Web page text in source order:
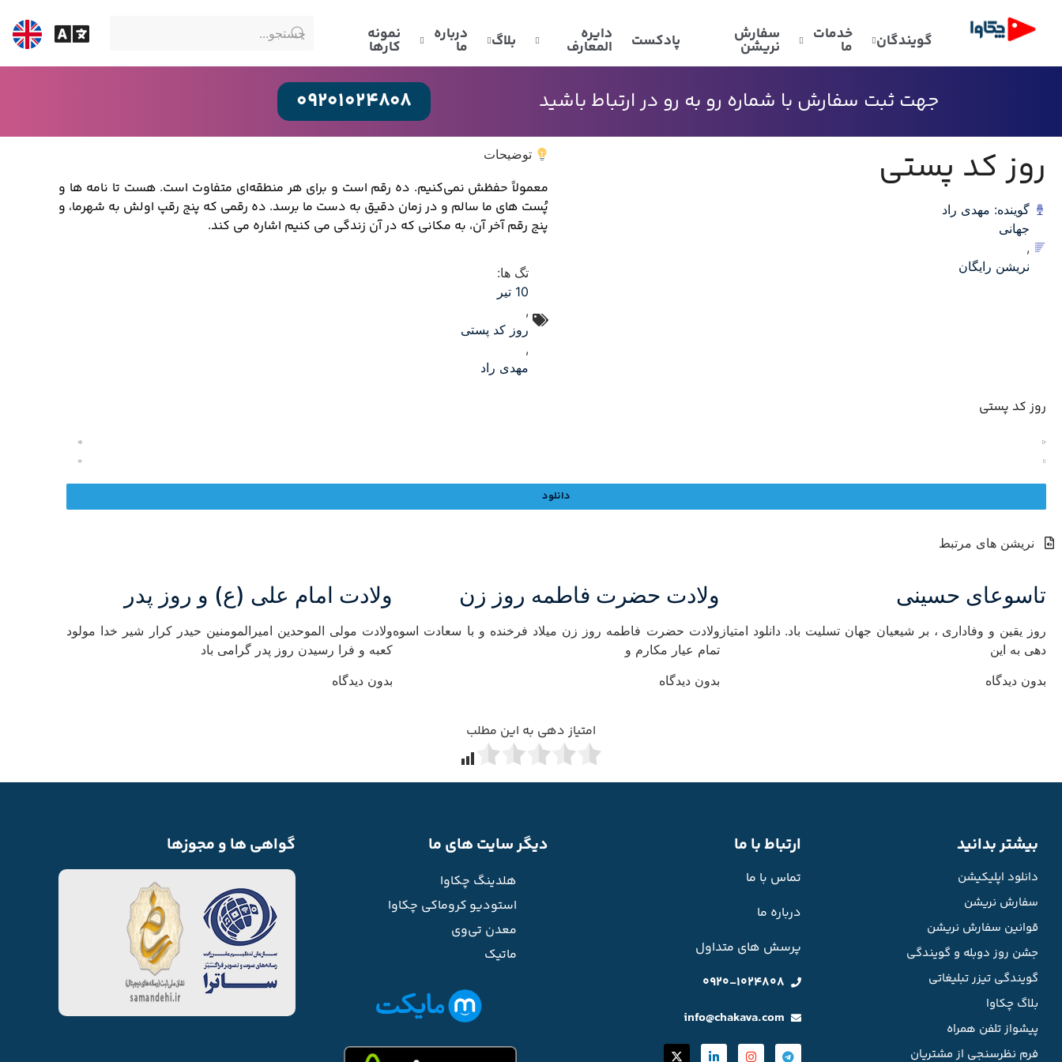
گویندگان خدمات
ما
سفارش
نریشن پادکست دایره
المعارف بلاگ درباره
ما
نمونه
کارها
جهت ثبت سفارش با شماره رو به رو در ارتباط باشید 09201024808
روز کد پستی
گوینده: مهدی راد
جهانی
,
نریشن رایگان
توضیحات
معمولاً حفظش نمی‌کنیم. ده رقم است و برای هر منطقه‌ای متفاوت است. هست تا نامه ها و
پُست های ما سالم و در زمان دقیق به دست ما برسد. ده رقمی که پنج رقپ اولش به شهرما، و
پنج رقم آخر آن، به مکانی که در آن زندگی می کنیم اشاره می کند.
تگ ها:
10 تیر
,
روز کد پستی
,
مهدی راد
روز کد پستی
دانلود
نریشن های مرتبط
تاسوعای حسینی
روز یقین و وفاداری ، بر شیعیان جهان تسلیت باد. دانلود امتیاز
دهی به این
بدون دیدگاه
ولادت حضرت فاطمه روز زن
ولادت حضرت فاطمه روز زن میلاد فرخنده و با سعادت اسوه
تمام عیار مکارم و
بدون دیدگاه
ولادت امام علی (ع) و روز پدر
ولادت مولی الموحدین امیرالمومنین حیدر کرار شیر خدا مولود
کعبه و فرا رسیدن روز پدر گرامی باد
بدون دیدگاه
امتیاز دهی به این مطلب
بیشتر بدانید
دانلود اپلیکیشن
سفارش نریشن
قوانین سفارش نریشن
جشن روز دوبله و گویندگی
گویندگی تیزر تبلیغاتی
بلاگ چکاوا
پیشواز تلفن همراه
فرم نظرسنجی از مشتریان
ارتباط با ما
تماس با ما
درباره ما
پرسش های متداول
0920-1024808
info@chakava.com
دیگر سایت های ما
هلدینگ چکاوا
استودیو کروماکی چکاوا
معدن تی‌وی
ماتیک
گواهی ها و مجوزها